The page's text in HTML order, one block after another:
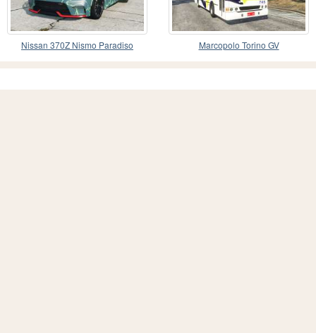
Nissan 370Z Nismo Paradiso Marcopolo Torino GV